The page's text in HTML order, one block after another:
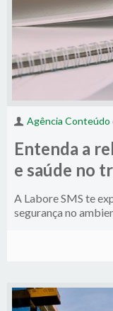
Agência Conteúdo
Entenda a
e saúde no
A Labore SMS te
segurança no